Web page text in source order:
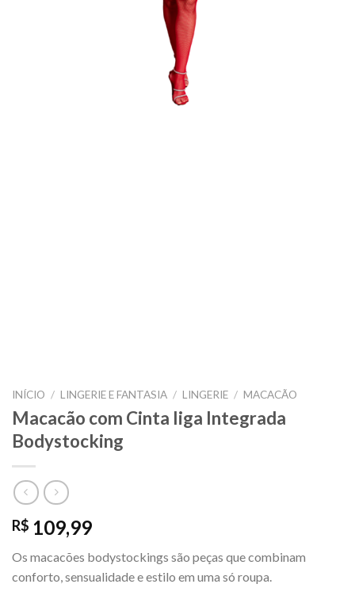
INÍCIO / LINGERIE E FANTASIA / LINGERIE / MACACÃO
Macacão com Cinta liga Integrada
Bodystocking
R$ 109,99
Os macacões bodystockings são peças que combinam
conforto, sensualidade e estilo em uma só roupa.